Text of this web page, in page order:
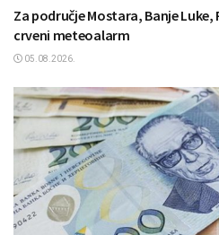
Za područje Mostara, Banje
crveni meteoalarm
05.08.2026.